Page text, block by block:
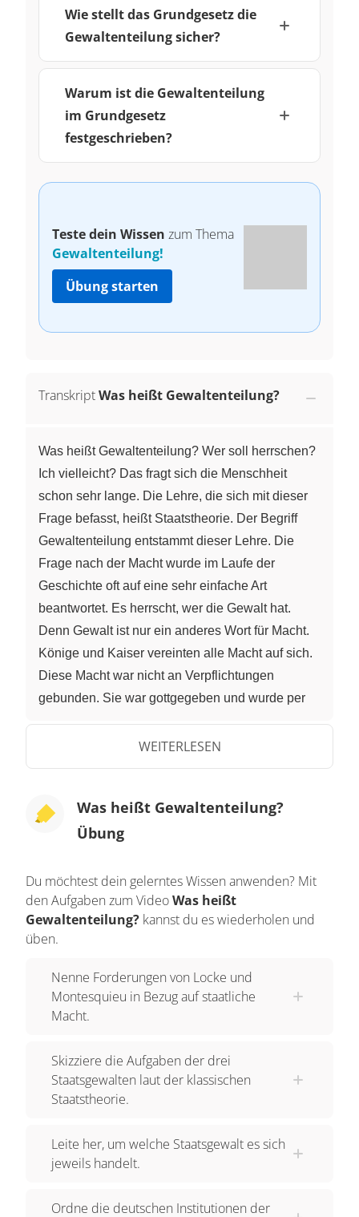
Wie stellt das Grundgesetz die
Gewaltenteilung sicher?
Warum ist die Gewaltenteilung
im Grundgesetz
festgeschrieben?
Teste dein Wissen zum Thema
Gewaltenteilung!
Übung starten
TranskriptWas heißt Gewaltenteilung?
Was heißt Gewaltenteilung? Wer soll herrschen?
Ich vielleicht? Das fragt sich die Menschheit
schon sehr lange. Die Lehre, die sich mit dieser
Frage befasst, heißt Staatstheorie. Der Begriff
Gewaltenteilung entstammt dieser Lehre. Die
Frage nach der Macht wurde im Laufe der
Geschichte oft auf eine sehr einfache Art
beantwortet. Es herrscht, wer die Gewalt hat.
Denn Gewalt ist nur ein anderes Wort für Macht.
Könige und Kaiser vereinten alle Macht auf sich.
Diese Macht war nicht an Verpflichtungen
gebunden. Sie war gottgegeben und wurde per
nahezu grenzenlos und willkürlich. Sie konnten
Gesetze erlassen, einen Stab bestimmen, der
die in ihrem Sinne Recht sprechen. Der
Philosoph John Locke und der französische
der modernen Staatstheorie und des Begriffs der
Gewaltenteilung. Im 17. und 18. Jahrhundert
riefen sie in ihren Schriften nach einer Kontrolle
und Begrenzung von Gewalt, also Macht, auf. Sie
absoluten Monarchie. Sie stellten den Mächtigen
die Frage nach Sinn und Nutzen ihrer Macht.
der Menschen in einem Staat den Prinzipien von
Gleichheit und Freiheit beruhen. Die
Hauptaufgabe des Staates sahen sie in der
Einzelnen, wie dem Recht auf Eigentum und dem
Recht auf Unversehrtheit der Person. Die
Erfüllung dieser Aufgaben. Außerdem sollte die
WEITERLESEN
Was heißt Gewaltenteilung?
Übung
Du möchtest dein gelerntes Wissen anwenden? Mit
den Aufgaben zum VideoWas heißt
Gewaltenteilung? kannst du es wiederholen und
üben.
Nenne Forderungen von Locke und
Montesquieu in Bezug auf staatliche
Macht.
Skizziere die Aufgaben der drei
Staatsgewalten laut der klassischen
Staatstheorie.
Leite her, um welche Staatsgewalt es sich
jeweils handelt.
Ordne die deutschen Institutionen der